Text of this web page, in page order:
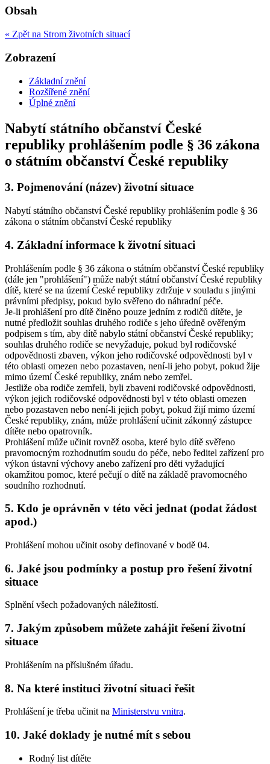
Obsah
« Zpět na Strom životních situací
Zobrazení
Základní znění
Rozšířené znění
Úplné znění
Nabytí státního občanství České
republiky prohlášením podle § 36 zákona
o státním občanství České republiky
3. Pojmenování (název) životní situace
Nabytí státního občanství České republiky prohlášením podle § 36
zákona o státním občanství České republiky
4. Základní informace k životní situaci
Prohlášením podle § 36 zákona o státním občanství České republiky
(dále jen "prohlášení") může nabýt státní občanství České republiky
dítě, které se na území České republiky zdržuje v souladu s jinými
právními předpisy, pokud bylo svěřeno do náhradní péče.
Je-li prohlášení pro dítě činěno pouze jedním z rodičů dítěte, je
nutné předložit souhlas druhého rodiče s jeho úředně ověřeným
podpisem s tím, aby dítě nabylo státní občanství České republiky;
souhlas druhého rodiče se nevyžaduje, pokud byl rodičovské
odpovědnosti zbaven, výkon jeho rodičovské odpovědnosti byl v
této oblasti omezen nebo pozastaven, není-li jeho pobyt, pokud žije
mimo území České republiky, znám nebo zemřel.
Jestliže oba rodiče zemřeli, byli zbaveni rodičovské odpovědnosti,
výkon jejich rodičovské odpovědnosti byl v této oblasti omezen
nebo pozastaven nebo není-li jejich pobyt, pokud žijí mimo území
České republiky, znám, může prohlášení učinit zákonný zástupce
dítěte nebo opatrovník.
Prohlášení může učinit rovněž osoba, které bylo dítě svěřeno
pravomocným rozhodnutím soudu do péče, nebo ředitel zařízení pro
výkon ústavní výchovy anebo zařízení pro děti vyžadující
okamžitou pomoc, které pečují o dítě na základě pravomocného
soudního rozhodnutí.
5. Kdo je oprávněn v této věci jednat (podat žádost
apod.)
Prohlášení mohou učinit osoby definované v bodě 04.
6. Jaké jsou podmínky a postup pro řešení životní
situace
Splnění všech požadovaných náležitostí.
7. Jakým způsobem můžete zahájit řešení životní
situace
Prohlášením na příslušném úřadu.
8. Na které instituci životní situaci řešit
Prohlášení je třeba učinit na Ministerstvu vnitra.
10. Jaké doklady je nutné mít s sebou
Rodný list dítěte